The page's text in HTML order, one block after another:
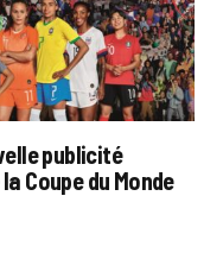
publicité
Coupe du Monde